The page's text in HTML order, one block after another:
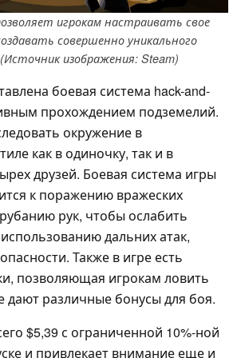
игрокам настраивать свое
совершенно уникального
изображения: Steam)
боевая система hack-and-
прохождением подземелий.
окружение в
как в одиночку, так и в
друзей. Боевая система игры
к поражению вражеских
рук, чтобы ослабить
дальних атак,
Также в игре есть
позволяющая игрокам ловить
дают различные бонусы для боя.
$5,39 с ограниченной 10%-ной
и привлекает внимание еще и